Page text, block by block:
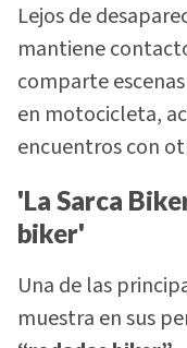
Lejos de
mantiene
comparte
en motocicleta,
encuentros con
'La Sarca
biker'
Una de las
muestra en sus